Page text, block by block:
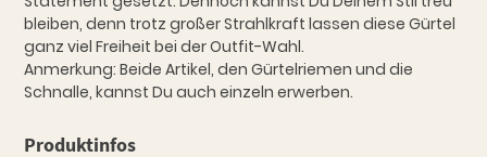
bleiben, denn trotz großer Strahlkraft lassen diese Gürtel
ganz viel Freiheit bei der Outfit-Wahl.
Anmerkung: Beide Artikel, den Gürtelriemen und die
Schnalle, kannst Du auch einzeln erwerben.
Produktinfos